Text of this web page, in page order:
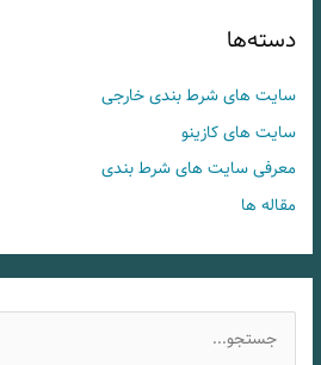
دسته‌ها
سایت های شرط بندی خارجی
سایت های کازینو
معرفی سایت های شرط بندی
مقاله ها